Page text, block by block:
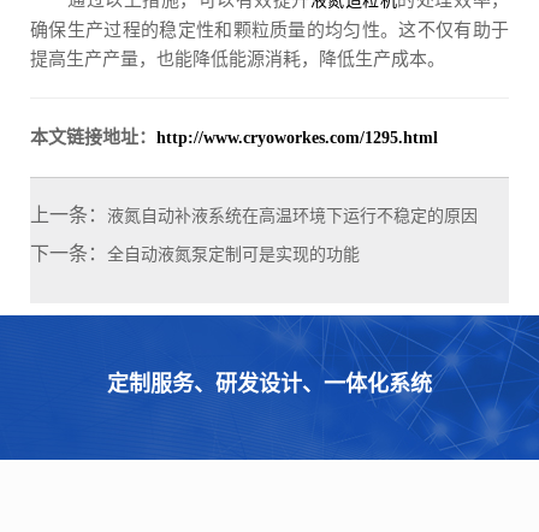
确保生产过程的稳定性和颗粒质量的均匀性。这不仅有助于
提高生产产量，也能降低能源消耗，降低生产成本。
本文链接地址： http://www.cryoworkes.com/1295.html
上一条： 液氮自动补液系统在高温环境下运行不稳定的原因
下一条： 全自动液氮泵定制可是实现的功能
定制服务、研发设计、一体化系统